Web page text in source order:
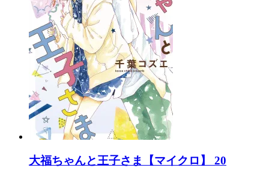
大福ちゃんと王子さま【マイクロ】 20